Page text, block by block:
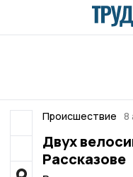
Происшествие 8
Двух
Рассказове